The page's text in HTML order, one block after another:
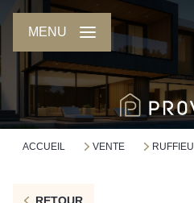
MENU
ACCUEIL VENTE RUFFIEU